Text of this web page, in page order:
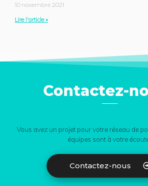
10 novembre 2021
Lire l'article »
Contactez-
Vous avez un projet pour votre réseau de
équipes sont à votre
Contactez-nous